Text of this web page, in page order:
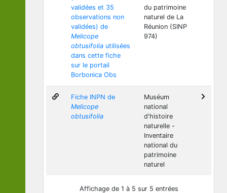
validées et 35
observations non
validées) de
Melicope
obtusifolia utilisées
dans cette fiche
sur le portail
Borbonica Obs
du patrimoine
naturel de La
Réunion (SINP
974)
Fiche INPN de
Melicope
obtusifolia
Muséum
national
d'histoire
naturelle -
Inventaire
national du
patrimoine
naturel
Affichage de 1 à 5 sur 5 entrées